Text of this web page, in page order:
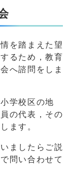
を踏まえた望
るため，教育
へ諮問をしま
学校区の地
の代表，その
ます。
ましたらご説
問い合わせて